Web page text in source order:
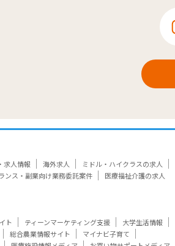
求人情報 海外求人 ミドル・ハイクラスの求人
ンス・副業向け業務委託案件 医療福祉介護の求人
ト ティーンマーケティング支援
大学生活情報
総合農業情報サイト
マイナビ子育て